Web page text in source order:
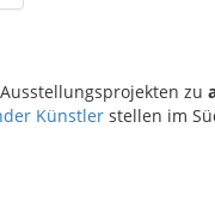
zu
Künstler stellen im